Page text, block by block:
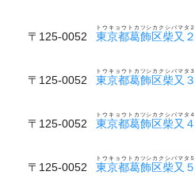
〒125-0052 東京都葛飾区柴又２
トウキョウトカツシカクシバマタ２
〒125-0052 東京都葛飾区柴又３
トウキョウトカツシカクシバマタ３
〒125-0052 東京都葛飾区柴又４
トウキョウトカツシカクシバマタ４
〒125-0052 東京都葛飾区柴又５
トウキョウトカツシカクシバマタ５